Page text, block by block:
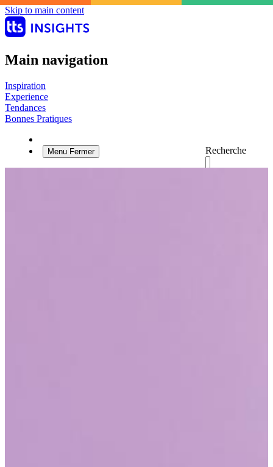
Skip to main content
Main navigation
Inspiration
Experience
Tendances
Bonnes Pratiques
Recherche
Menu Fermer